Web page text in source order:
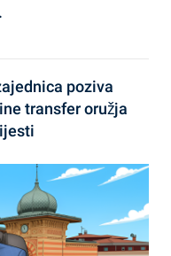
poziva
transfer oružja